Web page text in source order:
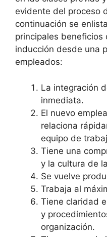
evidente del proceso
continuación se
principales beneficios
inducción desde una
empleados:
La integración
inmediata.
El nuevo
relaciona
equipo de
Tiene una
y la cultura de
Se vuelve
Trabaja al
Tiene claridad
y
organización.